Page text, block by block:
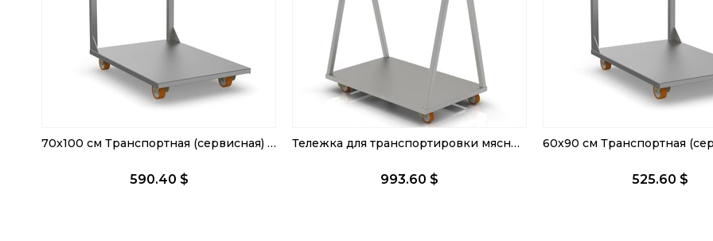
70x100 см Транспортная (сервисная) тележка
590.40 $
Тележка для транспортировки мясных туш 75x180 см
993.60 $ 525.60 $